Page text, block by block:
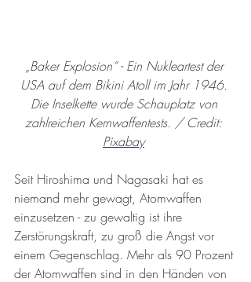
„Baker Explosion“ - Ein Nukleartest der
USA auf dem Bikini Atoll im Jahr 1946.
Die Inselkette wurde Schauplatz von
zahlreichen Kernwaffentests. / Credit:
Pixabay
Seit Hiroshima und Nagasaki hat es
niemand mehr gewagt, Atomwaffen
einzusetzen - zu gewaltig ist ihre
Zerstörungskraft, zu groß die Angst vor
einem Gegenschlag. Mehr als 90 Prozent
der Atomwaffen sind in den Händen von